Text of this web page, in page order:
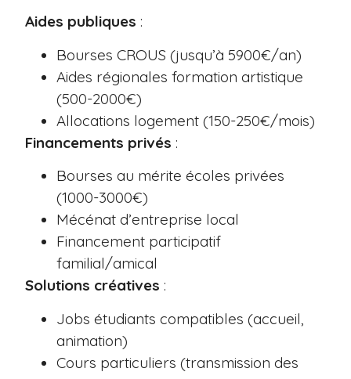
Aides publiques :
Bourses CROUS (jusqu’à 5900€/an)
Aides régionales formation artistique
(500-2000€)
Allocations logement (150-250€/mois)
Financements privés :
Bourses au mérite écoles privées
(1000-3000€)
Mécénat d’entreprise local
Financement participatif
familial/amical
Solutions créatives :
Jobs étudiants compatibles (accueil,
animation)
Cours particuliers (transmission des